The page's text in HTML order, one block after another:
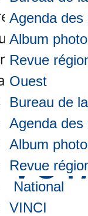
Agenda des
Album
Revue
Ouest
Bureau de
Agenda des
Album
Revue
National
VINCI
en
atteindre
de pays
cours